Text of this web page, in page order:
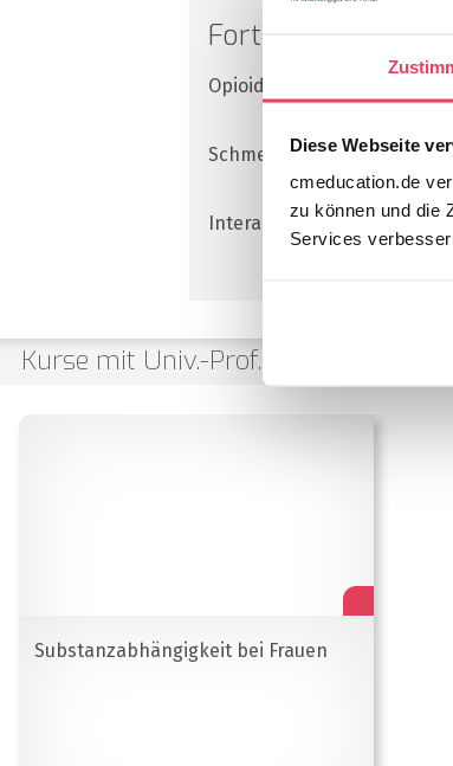
Diese Webseite
cmeducation.de
zu können und die
Services
Fortbildungen im
Opioidabhängigkeit
Schmerztherapie
Interaktionen
Kurse mit Univ.-Prof. Dr. Gabriele
Substanzabhängigkeit bei Frauen